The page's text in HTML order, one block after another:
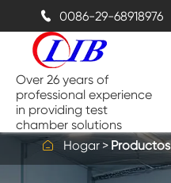
 0086-29-68918976
Over 26 years of
professional experience
in providing test
chamber solutions
 Hogar Productos